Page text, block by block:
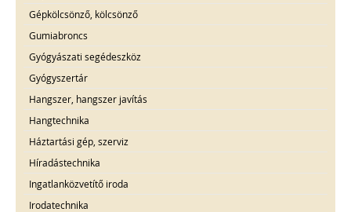
Gépkölcsönző, kölcsönző
Gumiabroncs
Gyógyászati segédeszköz
Gyógyszertár
Hangszer, hangszer javítás
Hangtechnika
Háztartási gép, szerviz
Híradástechnika
Ingatlanközvetítő iroda
Irodatechnika